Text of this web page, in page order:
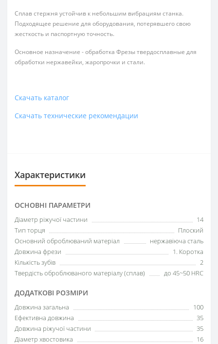
Сплав стержня устойчив к небольшим вибрациям станка.
Подходящее решение для оборудования, потерявшего свою
жесткость и паспортную точность.
Основное назначение - обработка Фрезы твердосплавные для
обработки нержавейки, жаропрочки и стали.
Скачать каталог
Скачать технические рекомендации
Характеристики
ОСНОВНІ ПАРАМЕТРИ
Діаметр ріжучої частини
14
Тип торця
Плоский
Основний оброблюваний матеріал
нержавіюча сталь
Довжина фрези
1. Коротка
Кількість зубів
2
Твердість оброблюваного матеріалу (сплав)
до 45~50 HRC
ДОДАТКОВІ РОЗМІРИ
Довжина загальна
100
Ефективна довжина
35
Довжина ріжучої частини
35
Діаметр хвостовика
16